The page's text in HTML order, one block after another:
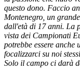
questo dono. Faccio
Montenegro, un
dall'età di 17 anni. La
vista dei Campionati
potrebbe essere
focalizzarci su noi
Solo il campo ci darà